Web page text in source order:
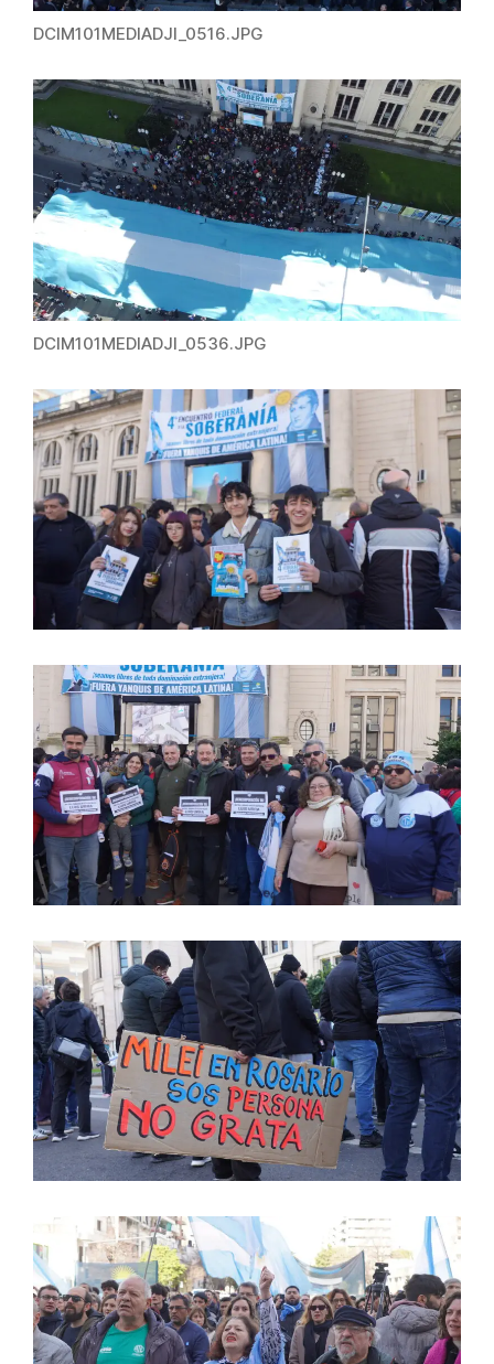
DCIM101MEDIADJI_0516.JPG
DCIM101MEDIADJI_0536.JPG